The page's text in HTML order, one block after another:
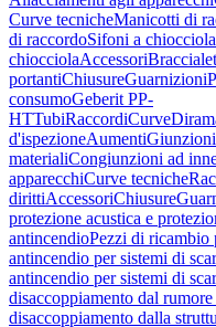
Curve tecnicheManicotti di
di raccordoSifoni a chiocciola
chiocciolaAccessori
portantiChiusureGuarnizioni
consumoGeberit PP-
HTTubiRaccordiCurve
d'ispezioneAumentiGiunzioni
materialiCongiunzioni ad
apparecchiCurve tecniche
dirittiAccessoriChiusure
protezione acustica e
antincendioPezzi di ricambio
antincendio per sistemi di
antincendio per sistemi di
disaccoppiamento dal
disaccoppiamento dalla